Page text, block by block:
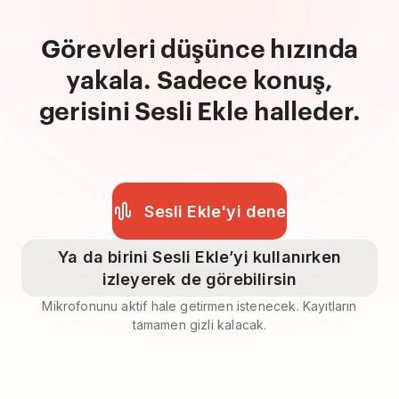
Görevleri düşünce hızında
yakala. Sadece konuş,
gerisini Sesli Ekle halleder.
Sesli Ekle'yi dene
Ya da birini Sesli Ekle’yi kullanırken
izleyerek de görebilirsin
Mikrofonunu aktif hale getirmen istenecek. Kayıtların
tamamen gizli kalacak.